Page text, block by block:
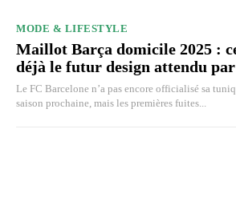
MODE & LIFESTYLE
Maillot Barça domicile 2025 :
déjà le futur design attendu
Le FC Barcelone n’a pas encore officialisé sa
saison prochaine, mais les premières fuites...